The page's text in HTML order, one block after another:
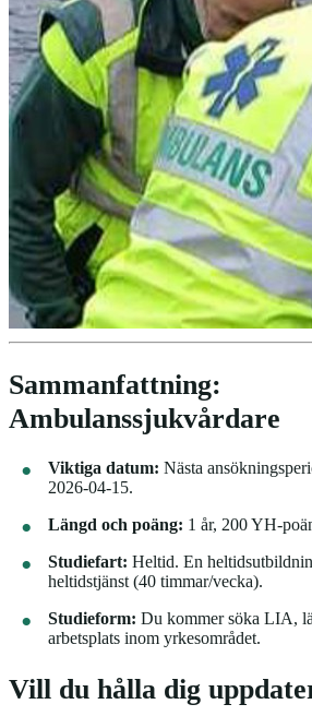
Sammanfattning:
Ambulanssjukvårdare
Viktiga datum: Nästa
2026-04-15.
Längd och poäng: 1 år, 200 YH-
Studiefart: Heltid. En
heltidstjänst (40 timmar/vecka).
Studieform: Du kommer söka LIA,
arbetsplats inom yrkesområdet.
Vill du hålla dig